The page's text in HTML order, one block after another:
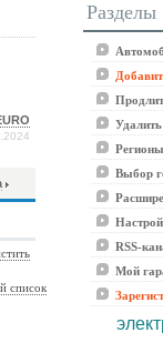
список
Разделы
Удалить
Регионы
Выбор
RSS-
Мой